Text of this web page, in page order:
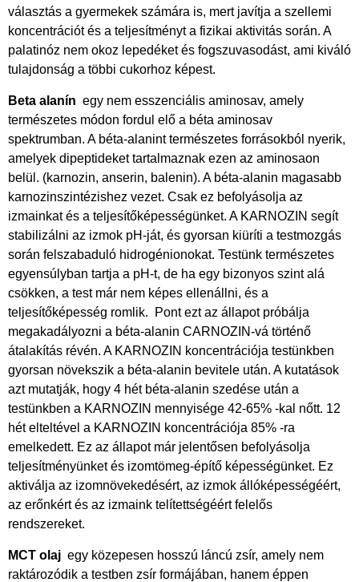
választás a gyermekek számára is, mert javítja a szellemi
koncentrációt és a teljesítményt a fizikai aktivitás során. A
palatinóz nem okoz lepedéket és fogszuvasodást, ami kiváló
tulajdonság a többi cukorhoz képest.
Beta alanín egy nem esszenciális aminosav, amely
természetes módon fordul elő a béta aminosav
spektrumban. A béta-alanint természetes forrásokból nyerik,
amelyek dipeptideket tartalmaznak ezen az aminosaon
belül. (karnozin, anserin, balenin). A béta-alanin magasabb
karnozinszintézishez vezet. Csak ez befolyásolja az
izmainkat és a teljesítőképességünket. A KARNOZIN segít
stabilizálni az izmok pH-ját, és gyorsan kiüríti a testmozgás
során felszabaduló hidrogénionokat. Testünk természetes
egyensúlyban tartja a pH-t, de ha egy bizonyos szint alá
csökken, a test már nem képes ellenállni, és a
teljesítőképesség romlik. Pont ezt az állapot próbálja
megakadályozni a béta-alanin CARNOZIN-vá történő
átalakítás révén. A KARNOZIN koncentrációja testünkben
gyorsan növekszik a béta-alanin bevitele után. A kutatások
azt mutatják, hogy 4 hét béta-alanin szedése után a
testünkben a KARNOZIN mennyisége 42-65% -kal nőtt. 12
hét elteltével a KARNOZIN koncentrációja 85% -ra
emelkedett. Ez az állapot már jelentősen befolyásolja
teljesítményünket és izomtömeg-építő képességünket. Ez
aktiválja az izomnövekedésért, az izmok állóképességéért,
az erőnkért és az izmaink telítettségéért felelős
rendszereket.
MCT olaj egy közepesen hosszú láncú zsír, amely nem
raktározódik a testben zsír formájában, hanem éppen